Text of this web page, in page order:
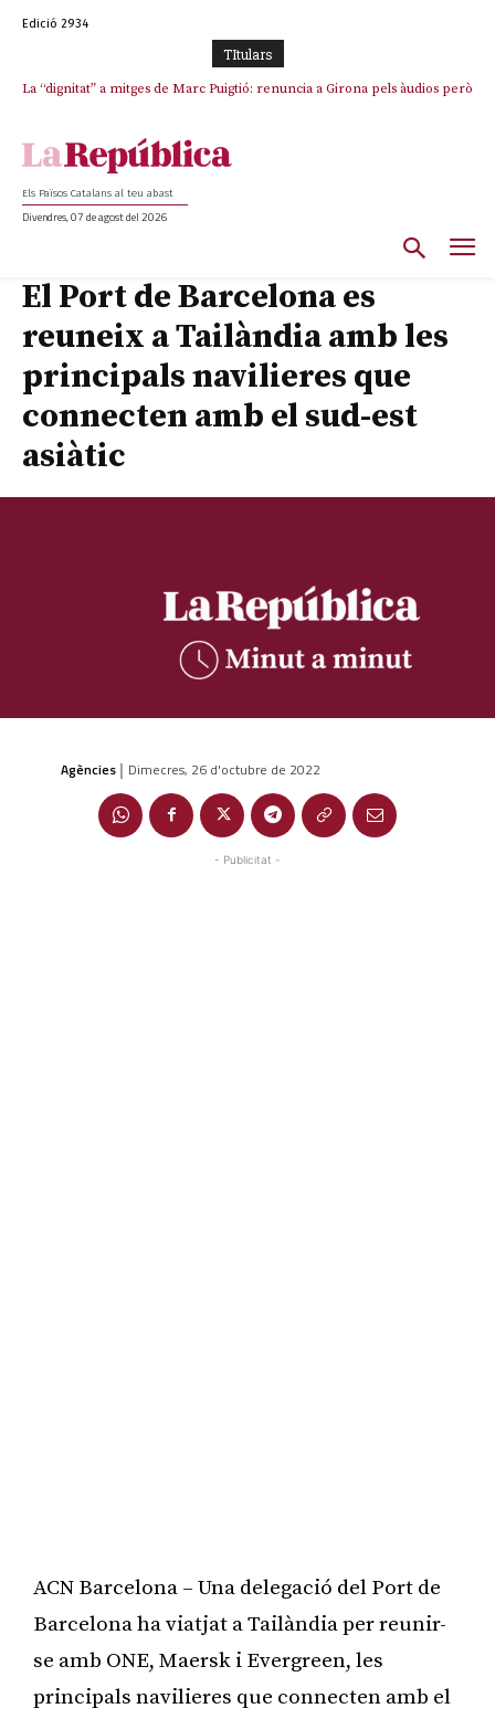
Edició 2934
TItulars
La “dignitat” a mitges de Marc Puigtió: renuncia a Girona pels àudios però
Els Països Catalans al teu abast
Divendres, 07 de agost del 2026
El Port de Barcelona es
reuneix a Tailàndia amb les
principals navilieres que
connecten amb el sud-est
asiàtic
Agències | Dimecres, 26 d'octubre de 2022
- Publicitat -
ACN Barcelona – Una delegació del Port de
Barcelona ha viatjat a Tailàndia per reunir-
se amb ONE, Maersk i Evergreen, les
principals navilieres que connecten amb el